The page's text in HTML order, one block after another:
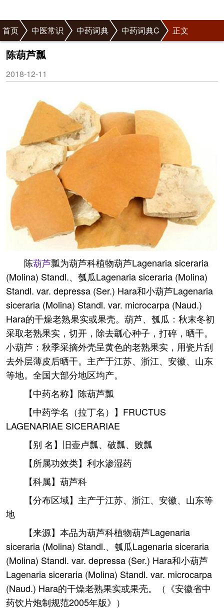
首页 中医常识 中药词典 中药词典C 正文
陈葫芦瓢
2018-12-11
陈葫芦瓢为葫芦科植物葫芦Lagenaria siceraria
(Molina) Standl.、瓠瓜Lagenaria siceraria (Molina)
Standl. var. depressa (Ser.) Hara和小葫芦Lagenaria
siceraria (Molina) Standl. var. microcarpa (Naud.)
Hara的干燥老熟果实或果壳。葫芦、瓠瓜：秋末冬初
采取老熟果实，切开，除去瓤心种子，打碎，晒干。
小葫芦：秋季采摘外壳呈黄色的老熟果实，用瓷片刮
去外层薄皮后晒干。主产于江苏、浙江、安徽、山东
等地。全国大部分地区均产。
【中药名称】陈葫芦瓢
【中药学名（拉丁名）】FRUCTUS
LAGENARIAE SICERARIAE
【别 名】旧壶卢瓢、破瓢、败瓢
【所属功效类】利水渗湿药
【科属】葫芦科
【分布区域】主产于江苏、浙江、安徽、山东等
地
【来源】本品为葫芦科植物葫芦Lagenaria
siceraria (Molina) Standl.、瓠瓜Lagenaria siceraria
(Molina) Standl. var. depressa (Ser.) Hara和小葫芦
Lagenaria siceraria (Molina) Standl. var. microcarpa
(Naud.) Hara的干燥老熟果实或果壳。（《安徽省中
药饮片炮制规范2005年版》）